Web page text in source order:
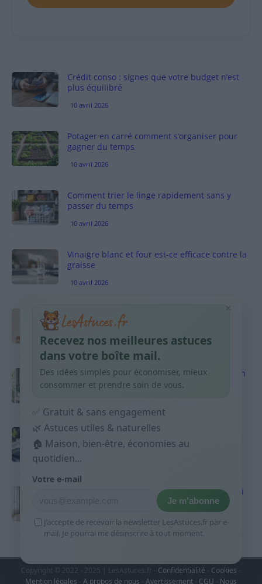
Crédit conso : signes que votre budget n’est
plus équilibré
10 avril 2026
Potager en carré comment s’organiser pour
gagner du temps
10 avril 2026
Comment trier le linge rapidement sans y
passer du temps
10 avril 2026
Vinaigre blanc et four est-ce efficace contre la
graisse
10 avril 2026
Taches pigmentaires : routine simple +
habitudes qui aident
9 avril 2026
Produits ménagers : comment économiser en
courses sans acheter 10 sprays
Budget mensuel : méthode rapide pour
répartir son salaire dès le jour de paie
9 avril 2026
Sport 10 minutes par jour est-ce utile et quoi
9 avril 2026
Copyright © 2022 - 2025 | LesAstuces.fr - Confidentialité Cookies -
Mention légales - A propos de nous - Avertissement - CGU - Nous
×
Recevez nos meilleures astuces
dans votre boîte mail.
Des idées simples pour économiser, mieux
consommer et prendre soin de vous.
✅ Gratuit & sans engagement
🌿 Astuces utiles & naturelles
🏠 Maison, bien-être, économies au
quotidien...
Votre e-mail
Je m’abonne
J’accepte de recevoir la newsletter LesAstuces.fr par e-
mail. Je pourrai me désinscrire à tout moment.